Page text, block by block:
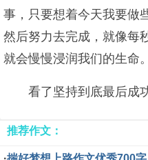
事，只要想着今天我要做
然后努力去完成，就像每
就会慢慢浸润我们的生命。
看了坚持到底最后成
推荐作文：